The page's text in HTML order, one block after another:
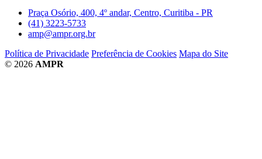
Praça Osório, 400, 4º andar, Centro, Curitiba - PR
(41) 3223-5733
amp@ampr.org.br
Política de Privacidade Preferência de Cookies Mapa do Site
© 2026 AMPR